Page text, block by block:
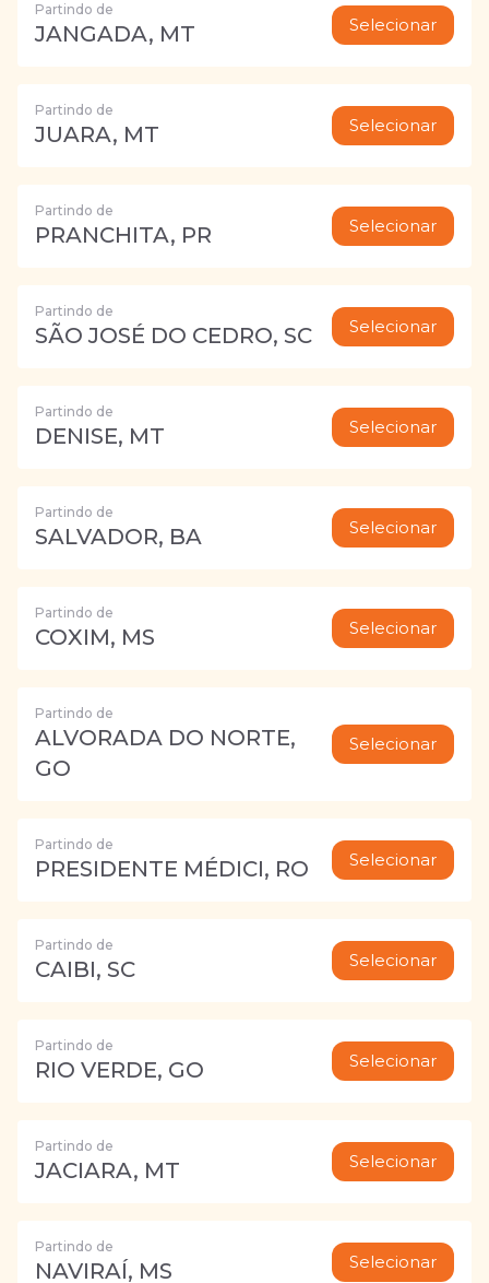
Partindo de
JANGADA, MT Selecionar
Partindo de
JUARA, MT Selecionar
Partindo de
PRANCHITA, PR Selecionar
Partindo de
SÃO JOSÉ DO CEDRO, SC Selecionar
Partindo de
DENISE, MT Selecionar
Partindo de
SALVADOR, BA Selecionar
Partindo de
COXIM, MS Selecionar
Partindo de
ALVORADA DO NORTE,
GO
Selecionar
Partindo de
PRESIDENTE MÉDICI, RO Selecionar
Partindo de
CAIBI, SC Selecionar
Partindo de
RIO VERDE, GO Selecionar
Partindo de
JACIARA, MT Selecionar
Partindo de
NAVIRAÍ, MS Selecionar